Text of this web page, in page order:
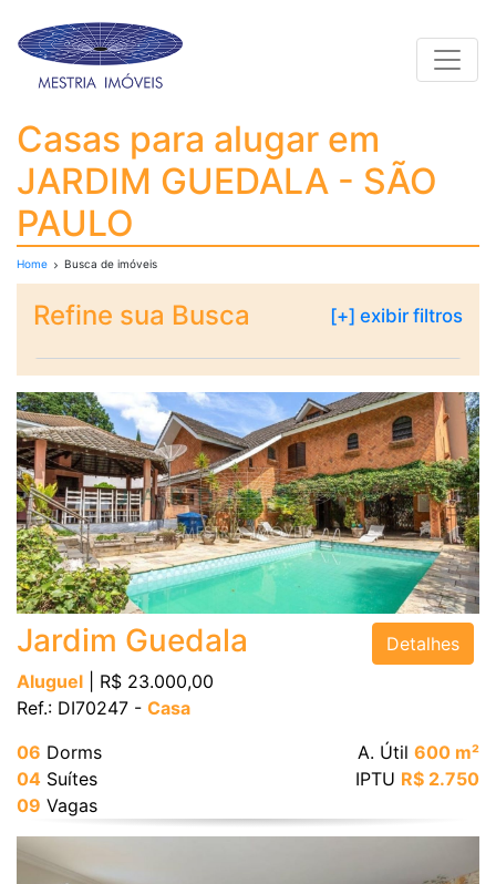
Casas para alugar em
Casas para alugar em
JARDIM GUEDALA - SÃO
PAULO
Home Busca de imóveis
Jardim Guedala
Aluguel | R$ 23.000,00
Ref.: DI70247 - Casa
Detalhes
06 Dorms
04 Suítes
09 Vagas
A. Útil 600 m²
IPTU R$ 2.750
Refine sua Busca [+] exibir filtros
Bairro
Valor
Dormitórios